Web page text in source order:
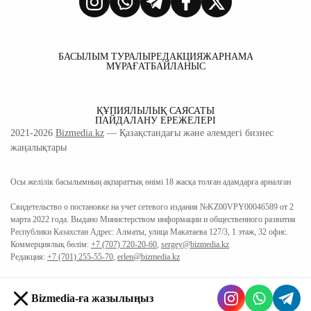
БАСЫЛЫМ ТУРАЛЫРЕДАКЦИЯЖАРНАМА
МҰРАҒАТБАЙЛАНЫС
ҚҰПИЯЛЫЛЫҚ САЯСАТЫ
ПАЙДАЛАНУ ЕРЕЖЕЛЕРІ
2021-2026 Bizmedia.kz — Қазақстандағы және әлемдегі бизнес
жаңалықтары
Осы желілік басылымның ақпараттық өнімі 18 жасқа толған адамдарға арналған
Свидетельство о постановке на учет сетевого издания №KZ00VPY00046589 от 2
марта 2022 года. Выдано Министерством информации и общественного развития
Республики Казахстан Адрес: Алматы, улица Макатаева 127/3, 1 этаж, 32 офис.
Коммерциялық бөлім: +7 (707) 720-20-60, sergey@bizmedia.kz
Редакция: +7 (701) 255-55-70, erlen@bizmedia.kz
Bizmedia-ға жазылыңыз